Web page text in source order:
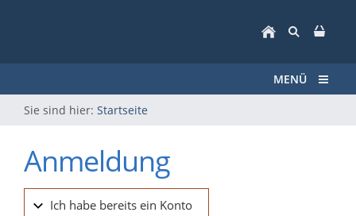
MENÜ
Sie sind hier: Startseite
Anmeldung
Ich habe bereits ein Konto